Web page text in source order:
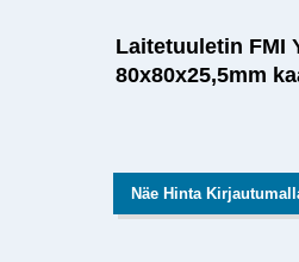
Laitetuuletin FMI
80x80x25,5mm
Näe Hinta